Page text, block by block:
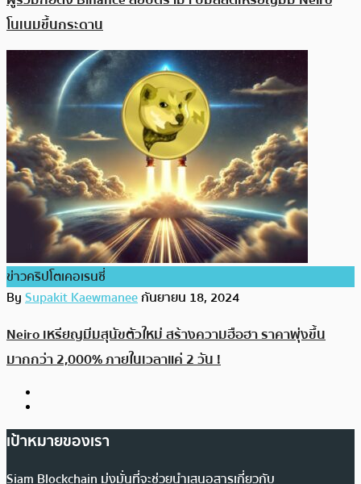
โนเนมขึ้นกระดาน
ข่าวคริปโตเคอเรนซี่
BySupakit Kaewmaneeกันยายน 18, 2024
Neiro เหรียญมีมสุนัขตัวใหม่ สร้างความฮือฮา ราคาพุ่งขึ้น
มากกว่า 2,000% ภายในเวลาแค่ 2 วัน !
เป้าหมายของเรา
Siam Blockchain มุ่งมั่นที่จะช่วยนำเสนอสารเกี่ยวกับ